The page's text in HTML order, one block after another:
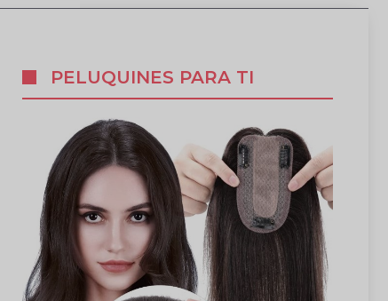
PELUQUINES PARA TI